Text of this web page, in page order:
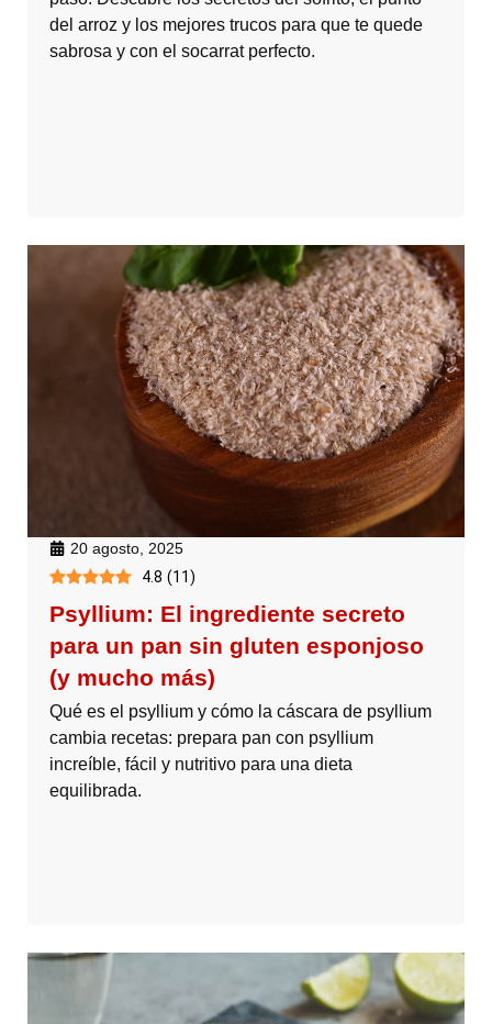
del arroz y los mejores trucos para que te quede
sabrosa y con el socarrat perfecto.
20 agosto, 2025
4.8 (11)
Psyllium: El ingrediente secreto
para un pan sin gluten esponjoso
(y mucho más)
Qué es el psyllium y cómo la cáscara de psyllium
cambia recetas: prepara pan con psyllium
increíble, fácil y nutritivo para una dieta
equilibrada.